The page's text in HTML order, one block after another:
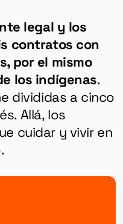
legal y los
contratos con
por el mismo
los indígenas.
divididas a cinco
Allá, los
cuidar y vivir en